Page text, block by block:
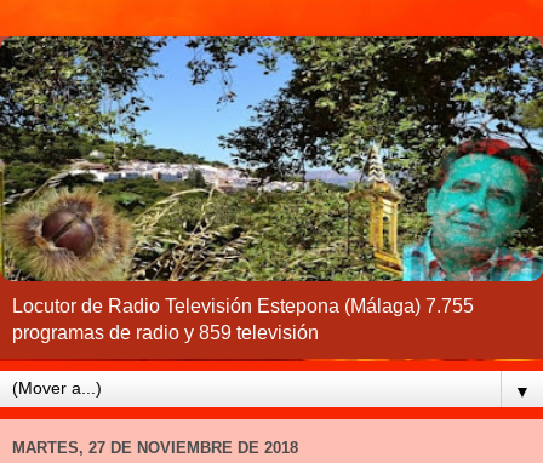
Locutor de Radio Televisión Estepona (Málaga) 7.755
programas de radio y 859 televisión
▼
MARTES, 27 DE NOVIEMBRE DE 2018